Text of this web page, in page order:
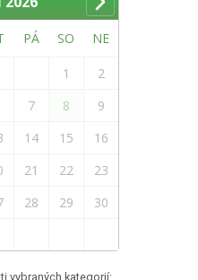
PÁ SO NE
1
2
7 8
9
14 15
16
21 22
23
28 29
30
vybraných kategorií: